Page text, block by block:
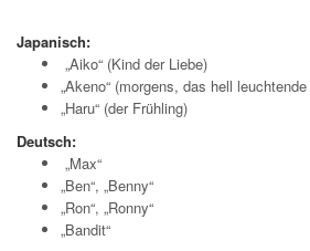
Japanisch:
„Aiko“ (Kind der Liebe)
„Akeno“ (morgens, das hell
„Haru“ (der Frühling)
Deutsch:
„Max“
„Ben“, „Benny“
„Ron“, „Ronny“
„Bandit“